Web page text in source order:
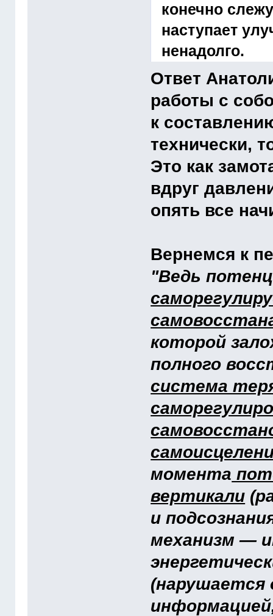
конечно
наступает
ненадолго.
Ответ
работы с
к
технически,
Это как
вдруг
опять все
Вернемся к
"Ведь
которой
полного
система
момента
вертикали
и
механизм —
(нарушается